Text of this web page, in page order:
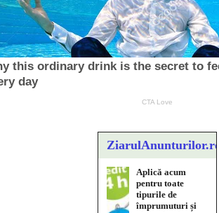
ZiarulAnunturilor.ro
Aplică acum
pentru toate
tipurile de
împrumuturi și